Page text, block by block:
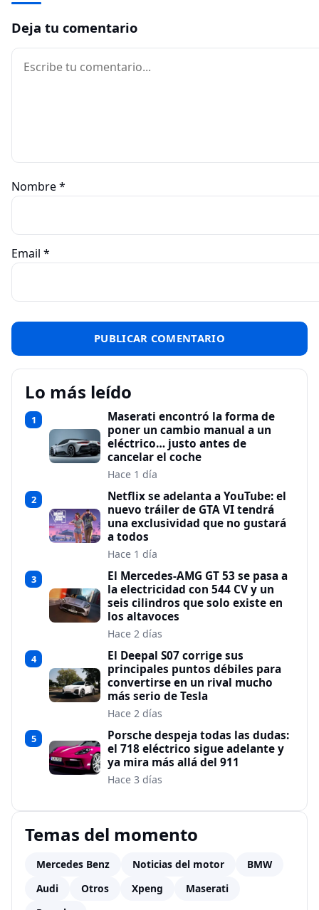
Deja tu comentario
Comentario
Nombre*
Email *
Lo más leído
1
Maserati encontró la forma de
poner un cambio manual a un
eléctrico… justo antes de
cancelar el coche
Hace 1 día
2
Netflix se adelanta a YouTube: el
nuevo tráiler de GTA VI tendrá
una exclusividad que no gustará
a todos
Hace 1 día
3
El Mercedes-AMG GT 53 se pasa a
la electricidad con 544 CV y un
seis cilindros que solo existe en
los altavoces
Hace 2 días
4
El Deepal S07 corrige sus
principales puntos débiles para
convertirse en un rival mucho
más serio de Tesla
Hace 2 días
5
Porsche despeja todas las dudas:
el 718 eléctrico sigue adelante y
ya mira más allá del 911
Hace 3 días
Temas del momento
Mercedes Benz Noticias del motor
BMW
Audi
Otros Xpeng
Maserati